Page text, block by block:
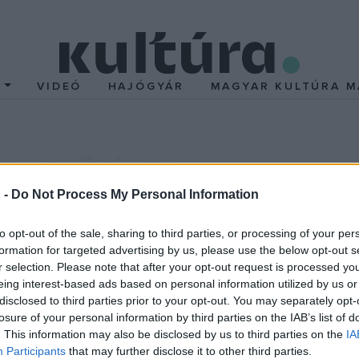
- Do Not Process My Personal Information
opt-out of the sale, sharing to third parties, or processing of your
for targeted advertising by us, please use the below opt-out
selection. Please note that after your opt-out request is processed
interest-based ads based on personal information utilized by us
to third parties prior to your opt-out. You may separately
of your personal information by third parties on the IAB’s list of
This information may also be disclosed by us to third parties on the
Participants that may further disclose it to other third parties.
VIDEÓ HAJÓGYÁR MAGYAR KULTÚRA
művésze
ronda pesti bérház volt a Bajza utca 68. szám alatt
Halász János, Macskássy Gyula és Kassowitz Félix, a
munkákból, majd később reklámfilmek készítéséből tartotta
rájuk jellemző újévi kártyájukat, a halfejű, a vígan
mind a ketten rendszeresen jártak Bortnyik híres "kis
Dezső emlékezete szerint rendszeresen kimászott
János 1978-as itthoni beszámolója szerint, mintegy 30-40